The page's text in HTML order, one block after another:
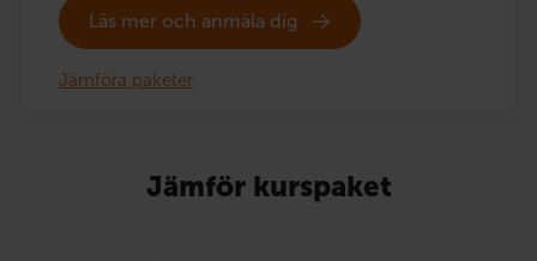
Läs mer och anmäla dig
Jämföra paketer
Jämför kurspaket